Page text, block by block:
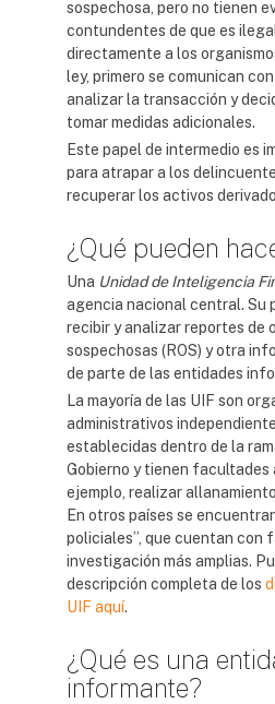
sospechosa, pero no tienen
contundentes de que es
directamente a los
ley, primero se comunican
analizar la transacción y
tomar medidas adicionales.
Este papel de intermedio es
para atrapar a los
recuperar los activos
¿Qué pueden
Una Unidad de Inteligencia
agencia nacional central. Su
recibir y analizar reportes de
sospechosas (ROS) y otra
de parte de las entidades
La mayoría de las UIF son
administrativos
establecidas dentro de la
Gobierno y tienen facultades
ejemplo, realizar
En otros países se
policiales”, que cuentan con
investigación más amplias.
descripción completa de los
UIF aquí.
¿Qué es una
informante?